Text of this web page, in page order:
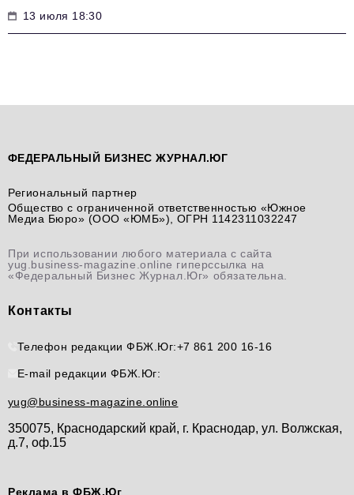
13 июля 18:30
ФЕДЕРАЛЬНЫЙ БИЗНЕС ЖУРНАЛ.ЮГ
Региональный партнер
Общество с ограниченной ответственностью «Южное
Медиа Бюро» (ООО «ЮМБ»), ОГРН 1142311032247
При использовании любого материала с сайта
yug.business-magazine.online гиперссылка на
«Федеральный Бизнес Журнал.Юг» обязательна.
Контакты
Телефон редакции ФБЖ.Юг:+7 861 200 16-16
E-mail редакции ФБЖ.Юг:
yug@business-magazine.online
350075, Краснодарский край, г. Краснодар, ул. Волжская,
д.7, оф.15
Реклама в ФБЖ.Юг